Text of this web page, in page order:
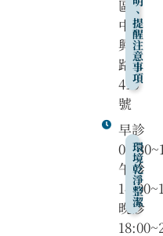
區
中
興
路
416
號
早診
午診
晚診
、
提
醒
注
意
事
項
環
境
乾
淨
整
潔